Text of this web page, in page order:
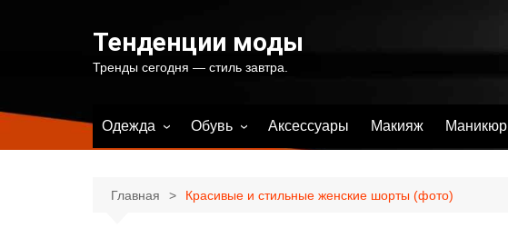
Тенденции моды
Тренды сегодня — стиль завтра.
Одежда
Летняя женская одежда
Обувь
Летняя женская обувь
Аксессуары Макияж Маникюр
Главная Красивые и стильные женские шорты (фото)